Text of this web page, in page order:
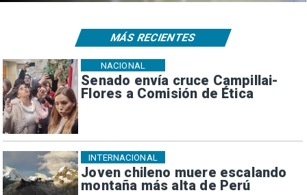
Senado envía cruce Campillai-
Flores a Comisión de Ética
NACIONAL
Joven chileno muere escalando
montaña más alta de Perú
INTERNACIONAL
MÁS RECIENTES